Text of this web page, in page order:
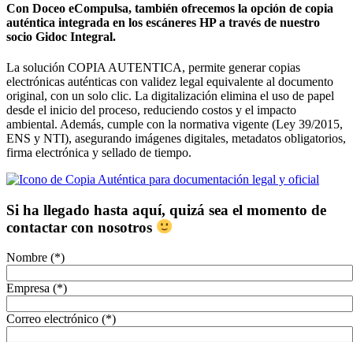
Con Doceo eCompulsa, también ofrecemos la opción de copia
auténtica integrada en los escáneres HP a través de nuestro
socio Gidoc Integral.
La solución COPIA AUTENTICA, permite generar copias
electrónicas auténticas con validez legal equivalente al documento
original, con un solo clic. La digitalización elimina el uso de papel
desde el inicio del proceso, reduciendo costos y el impacto
ambiental. Además, cumple con la normativa vigente (Ley 39/2015,
ENS y NTI), asegurando imágenes digitales, metadatos obligatorios,
firma electrónica y sellado de tiempo.
Si ha llegado hasta aquí, quizá sea el momento de
contactar con nosotros
Nombre (*)
Empresa (*)
Correo electrónico (*)